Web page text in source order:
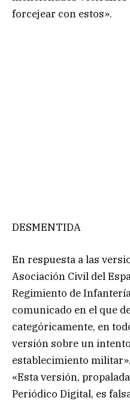
forcejear con estos».
DESMENTIDA
En respuesta a las
Asociación Civil del
Regimiento de
comunicado en el que
categóricamente, en
versión sobre un
establecimiento militar».
«Esta versión,
Periódico Digital, es